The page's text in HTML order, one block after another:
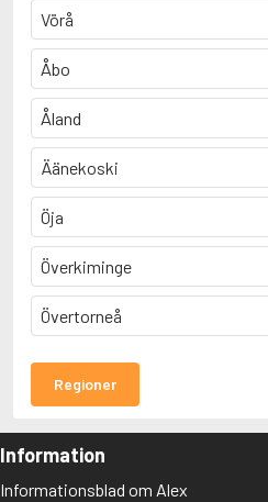
Vörå
Åbo
Åland
Äänekoski
Öja
Överkiminge
Övertorneå
Regioner
Information
Informationsblad om Alex